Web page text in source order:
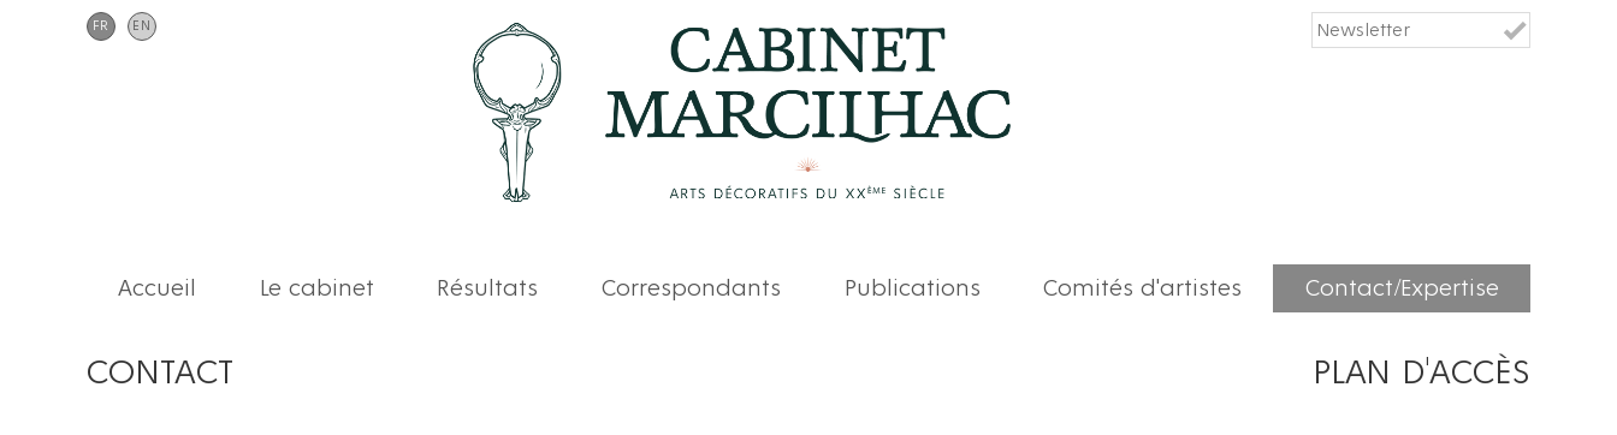
FR EN
Accueil Le cabinet Résultats Correspondants Publications Comités d'artistes Contact/Expertise
CONTACT PLAN D'ACCÈS